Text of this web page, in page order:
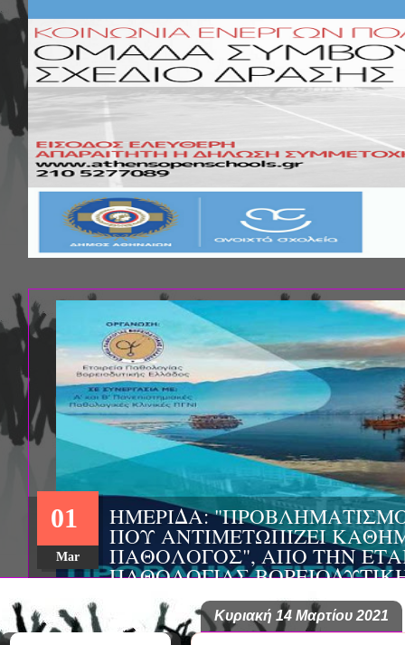
ΗΜΕΡΙΔΑ:
ΠΟΥ ΑΝΤΙΜΕΤΩΠΙΖΕΙ
ΠΑΘΟΛΟΓΟΣ", ΑΠΟ ΤΗΝ
ΠΑΘΟΛΟΓΙΑΣ
ΤΙΣ Α' & Β'
ΚΛΙΝΙΚΕΣ ΠΓΝΙ
01
Mar
Κυριακή 14 Μαρτίου 2021